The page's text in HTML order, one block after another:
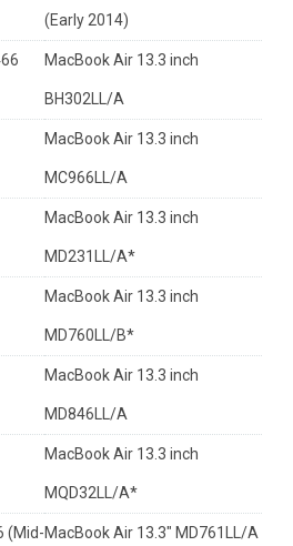
(Early 2014)
MacBook Air 13.3 inch
BH302LL/A
MacBook Air 13.3 inch
MC966LL/A
MacBook Air 13.3 inch
MD231LL/A*
MacBook Air 13.3 inch
MD760LL/B*
MacBook Air 13.3 inch
MD846LL/A
MacBook Air 13.3 inch
MQD32LL/A*
(Mid-MacBook Air 13.3" MD761LL/A